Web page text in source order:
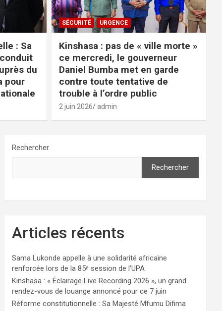
: Sa
du
pour
SÉCURITÉ URGENCE
Kinshasa : pas de « ville morte »
ce mercredi, le gouverneur
Daniel Bumba met en garde
contre toute tentative de
trouble à l’ordre public
2 juin 2026 admin
Rechercher
Rechercher
Articles récents
Sama Lukonde appelle à une solidarité africaine
renforcée lors de la 85ᵉ session de l’UPA
Kinshasa : « Éclairage Live Recording 2026 », un grand
rendez-vous de louange annoncé pour ce 7 juin
Réforme constitutionnelle : Sa Majesté Mfumu Difima